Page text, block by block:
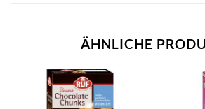
ÄHNLICHE